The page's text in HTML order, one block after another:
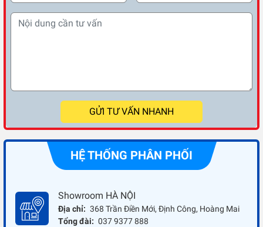
GỬI TƯ VẤN NHANH
HỆ THỐNG PHÂN PHỐI
Showroom HÀ NỘI
Địa chỉ: 368 Trần Điền Mới, Định Công, Hoàng Mai
Tổng đài: 037 9377 888